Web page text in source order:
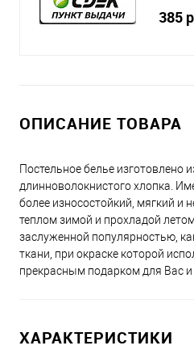
385
ОПИСАНИЕ ТОВАРА
Постельное белье изготовлено
длинноволокнистого хлопка.
более износостойкий, мягкий и
теплом зимой и прохладой
заслуженной популярностью,
ткани, при окраске которой
прекрасным подарком для Вас и
ХАРАКТЕРИСТИКИ